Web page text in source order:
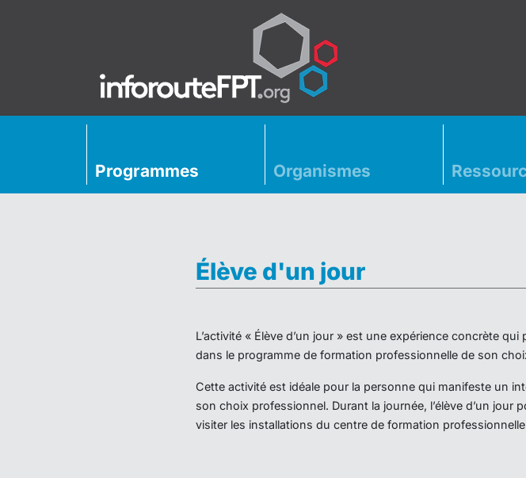
Programmes Organismes
Élève d'un jour
L’activité « Élève d’un jour » est une expérience concrète
dans le programme de formation professionnelle de son
Cette activité est idéale pour la personne qui manifeste un
son choix professionnel. Durant la journée, l’élève d’un
visiter les installations du centre de formation